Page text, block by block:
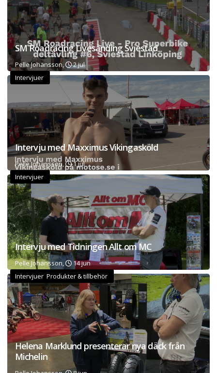
SM Roadracing Livesänding Sviestad
Pelle Johansson,
2 jul
Intervjuer
Intervju med Maxximus Vikingasköld
Pelle Johansson,
1 jul
Intervjuer
Intervju med Tidningen Allt om MC
Pelle Johansson,
14 jun
Intervjuer Produkter & tillbehör
Helena Marklund presenterar nya däck från
Michelin